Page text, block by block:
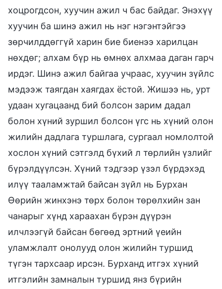
хоцрогдсон, хуучин ажил ч бас байдаг. Энэхүү
хуучин ба шинэ ажил нь нэг нэгэнтэйгээ
зөрчилддөггүй харин бие биенээ харилцан
нөхдөг; алхам бүр нь өмнөх алхмаа даган гарч
ирдэг. Шинэ ажил байгаа учраас, хуучин зүйлс
мэдээж таягдан хаягдах ёстой. Жишээ нь, урт
удаан хугацаанд бий болсон зарим дадал
болон хүний зуршил болсон үгс нь хүний олон
жилийн дадлага туршлага, сургаал номлолтой
хослон хүний сэтгэлд бүхий л төрлийн үзлийг
бүрэлдүүлсэн. Хүний тэдгээр үзэл бүрдэхэд
илүү тааламжтай байсан зүйл нь Бурхан
Өөрийн жинхэнэ төрх болон төрөлхийн зан
чанарыг хүнд хараахан бүрэн дүүрэн
илчлээгүй байсан бөгөөд эртний үеийн
уламжлалт онолууд олон жилийн туршид
түгэн тархсаар ирсэн. Бурханд итгэх хүний
итгэлийн замналын туршид янз бүрийн